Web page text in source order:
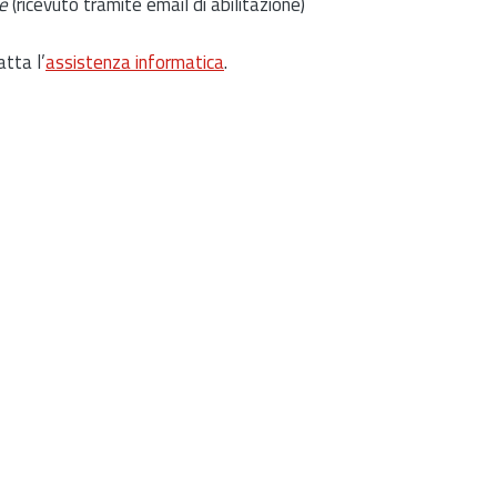
l’assistenza informatica.